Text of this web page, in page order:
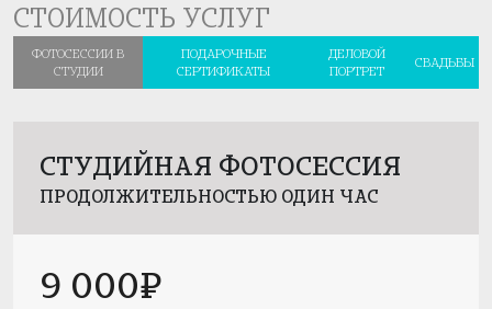
СТОИМОСТЬ УСЛУГ
ФОТОСЕССИИ В
СТУДИИ
ПОДАРОЧНЫЕ
СЕРТИФИКАТЫ
ДЕЛОВОЙ
ПОРТРЕТ
СВАДЬБЫ
СТУДИЙНАЯ ФОТОСЕССИЯ
ПРОДОЛЖИТЕЛЬНОСТЬЮ ОДИН ЧАС
9 000₽